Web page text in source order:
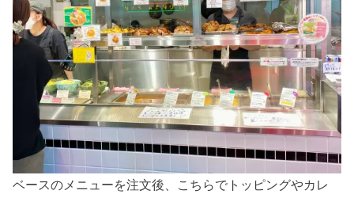
ベースのメニューを注文後、こちらでトッピングやカレ